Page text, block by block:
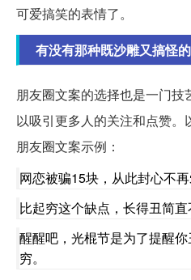
可爱搞笑的表情了。
有没有那种既沙雕又搞怪
朋友圈文案的选择也是一门
以吸引更多人的关注和点赞
朋友圈文案示例：
网恋被骗15块，从此封心不再
比起穷这个缺点，长得丑简直
醒醒吧，光棍节是为了提醒
穷。